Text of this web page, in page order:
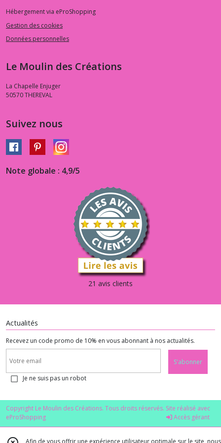
Hébergement via eProShopping
Gestion des cookies
Données personnelles
Le Moulin des Créations
La Chapelle Enjuger
50570THEREVAL
Suivez nous
Note globale : 4,9/5
21 avis clients
Actualités
Recevez un code promo de 10% en vous abonnant à nos actualités.
S'abonner
Je ne suis pas un robot
Copyright Le Moulin des Créations. Tous droits réservés. Site réalisé avec
eProShopping
Accès gérant
Afin de vous offrir une expérience utilisateur optimale sur le site, nous